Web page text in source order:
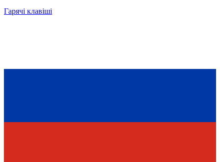
Гарячі клавіші